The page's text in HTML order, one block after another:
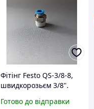
Фітінг Festo QS-3/8-8,
швидкорозьєм 3/8".
Готово до відправки